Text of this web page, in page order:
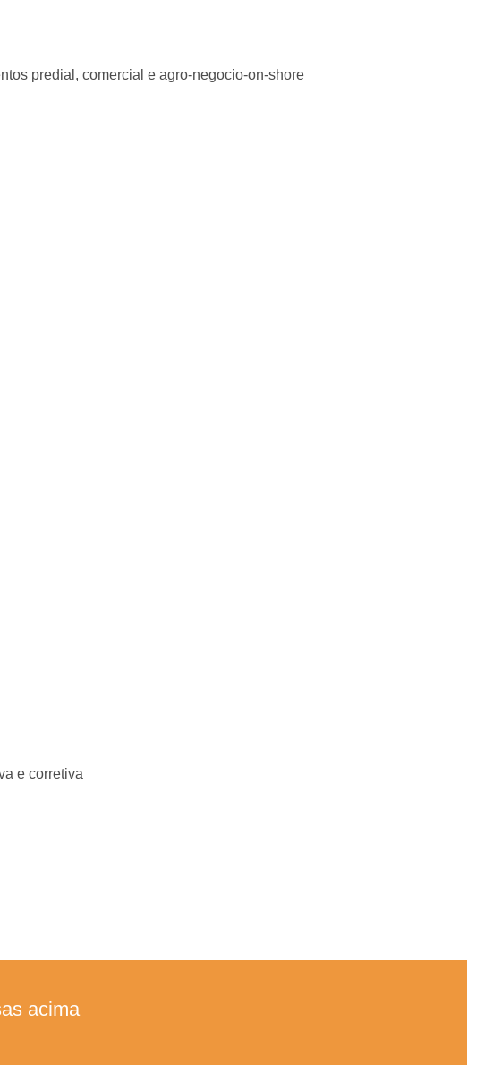
predial, comercial e agro-negocio-on-shore
e corretiva
acima